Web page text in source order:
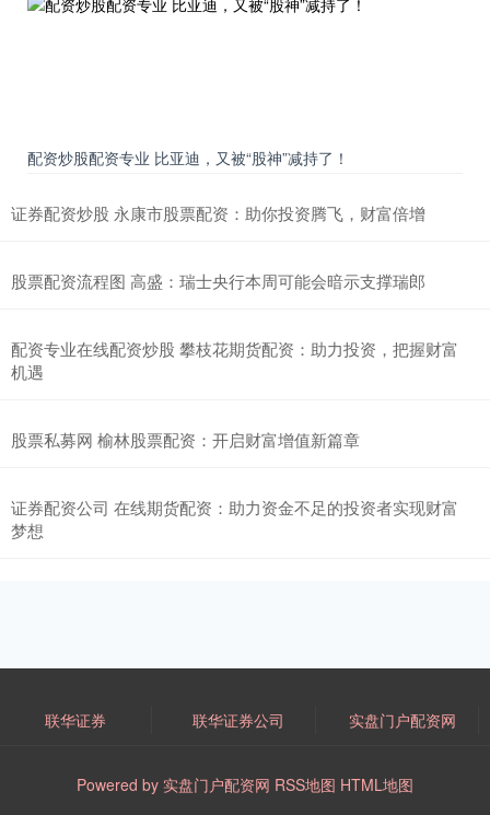
配资炒股配资专业 比亚迪，又被“股神”减持了！
证券配资炒股 永康市股票配资：助你投资腾飞，财富倍增
股票配资流程图 高盛：瑞士央行本周可能会暗示支撑瑞郎
配资专业在线配资炒股 攀枝花期货配资：助力投资，把握财富
机遇
股票私募网 榆林股票配资：开启财富增值新篇章
证券配资公司 在线期货配资：助力资金不足的投资者实现财富
梦想
联华证券 联华证券公司 实盘门户配资网
Powered by 实盘门户配资网 RSS地图 HTML地图